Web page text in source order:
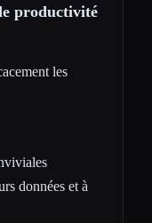
productivité
les
données et à